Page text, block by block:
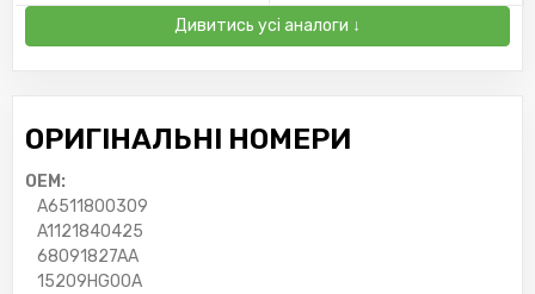
Дивитись усі аналоги ↓
ОРИГІНАЛЬНІ НОМЕРИ
OEM:
A6511800309
A1121840425
68091827AA
15209HG00A